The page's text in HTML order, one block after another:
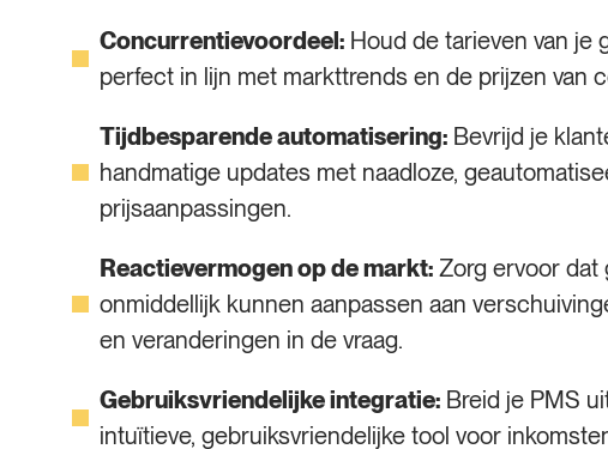
Concurrentievoordeel:Houd de tarieven van je
perfect in lijn met markttrends en de prijzen van
Tijdbesparende automatisering:Bevrijd je
handmatige updates met naadloze,
prijsaanpassingen.
Reactievermogen op de markt:Zorg ervoor dat
onmiddellijk kunnen aanpassen aan
en veranderingen in de vraag.
Gebruiksvriendelijke integratie:Breid je PMS
intuïtieve, gebruiksvriendelijke tool voor